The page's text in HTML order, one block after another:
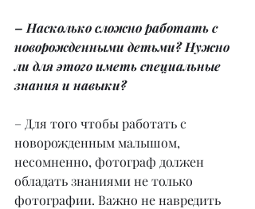
– Насколько сложно работать с
новорожденными детьми? Нужно
ли для этого иметь специальные
знания и навыки?
– Для того чтобы работать с
новорожденным малышом,
несомненно, фотограф должен
обладать знаниями не только
фотографии. Важно не навредить